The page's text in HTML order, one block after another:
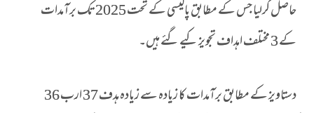
حاصل کرلیا جس کے مطابق پالیسی کے تحت 2025 تک برآمدات
کے 3 مختلف اہداف تجویز کیے گئے ہیں۔
دستاویز کے مطابق برآمدات کا زیادہ سے زیادہ ہدف 37 ارب 36